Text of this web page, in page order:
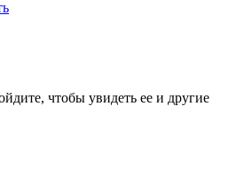
чтобы увидеть ее и другие